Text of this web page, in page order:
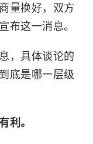
量换好，双方
布这一消息。
，具体谈论的
底是哪一层级
利。